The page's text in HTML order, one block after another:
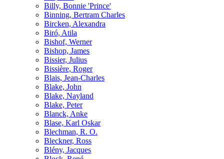
Billy, Bonnie 'Prince'
Binning, Bertram Charles
Bircken, Alexandra
Biró, Atila
Bishof, Werner
Bishop, James
Bissier, Julius
Bissière, Roger
Blais, Jean-Charles
Blake, John
Blake, Nayland
Blake, Peter
Blanck, Anke
Blase, Karl Oskar
Blechman, R. O.
Bleckner, Ross
Blény, Jacques